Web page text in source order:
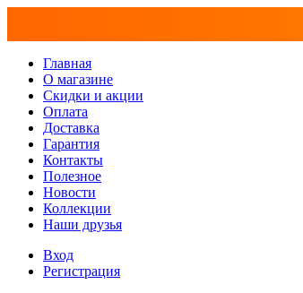
Главная
О магазине
Скидки и акции
Оплата
Доставка
Гарантия
Контакты
Полезное
Новости
Коллекции
Наши друзья
Вход
Регистрация